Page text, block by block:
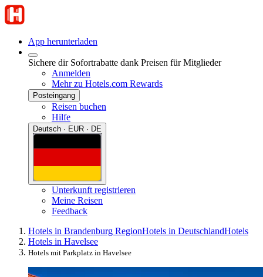
App herunterladen
Sichere dir Sofortrabatte dank Preisen für Mitglieder
Anmelden
Mehr zu Hotels.com Rewards
Posteingang
Reisen buchen
Hilfe
Deutsch · EUR · DE
Unterkunft registrieren
Meine Reisen
Feedback
Hotels in Brandenburg RegionHotels in DeutschlandHotels
Hotels in Havelsee
Hotels mit Parkplatz in Havelsee